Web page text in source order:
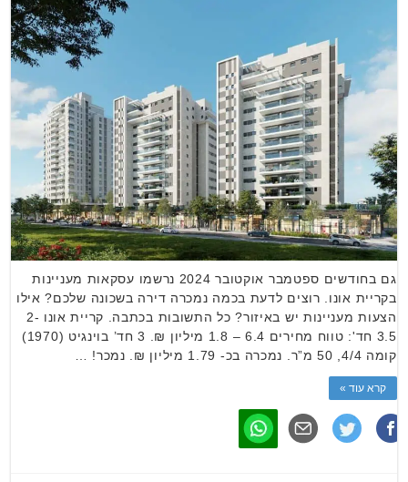
גם בחודשים ספטמבר אוקטובר 2024 נרשמו עסקאות מעניינות
בקריית אונו. רוצים לדעת בכמה נמכרה דירה בשכונה שלכם? אילו
הצעות מעניינות יש באיזור? כל התשובות בכתבה. קריית אונו 2-
3.5 חד': טווח מחירים 6.4 – 1.8 מיליון ₪. 3 חד’ בוינגיט (1970)
קומה 4/4, 50 מ”ר. נמכרה בכ- 1.79 מיליון ₪. נמכר! …
קרא עוד »